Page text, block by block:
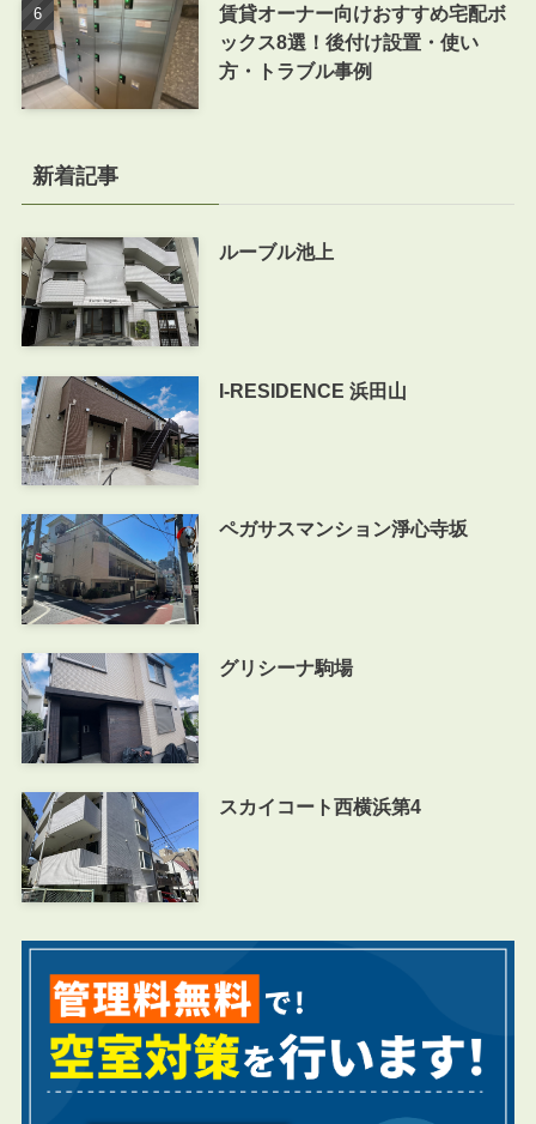
賃貸オーナー向けおすすめ宅配ボ
ックス8選！後付け設置・使い
方・トラブル事例
新着記事
ルーブル池上
I-RESIDENCE 浜田山
ペガサスマンション淨心寺坂
グリシーナ駒場
スカイコート西横浜第4